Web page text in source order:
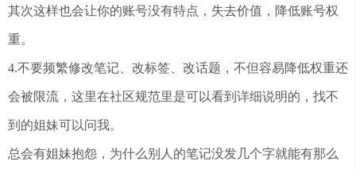
其次这样也会让你的账号没有特点，失去价值，降低账号权
重。
4.不要频繁修改笔记、改标签、改话题，不但容易降低权重还
会被限流，这里在社区规范里是可以看到详细说明的，找不
到的姐妹可以问我。
总会有姐妹抱怨，为什么别人的笔记没发几个字就能有那么